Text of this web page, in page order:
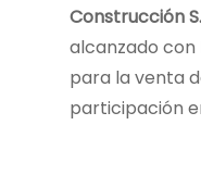
Construcción
alcanzado con
para la venta
participación